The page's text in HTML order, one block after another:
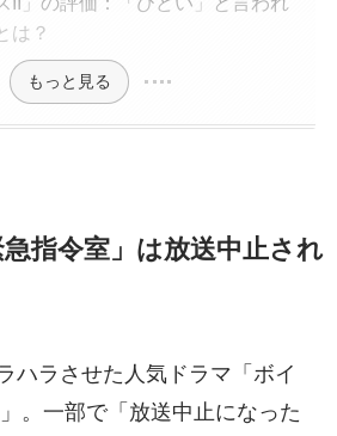
は？
もっと見る
急指令室」は放送中止され
ハラさせた人気ドラマ「ボイ
。一部で「放送中止になった